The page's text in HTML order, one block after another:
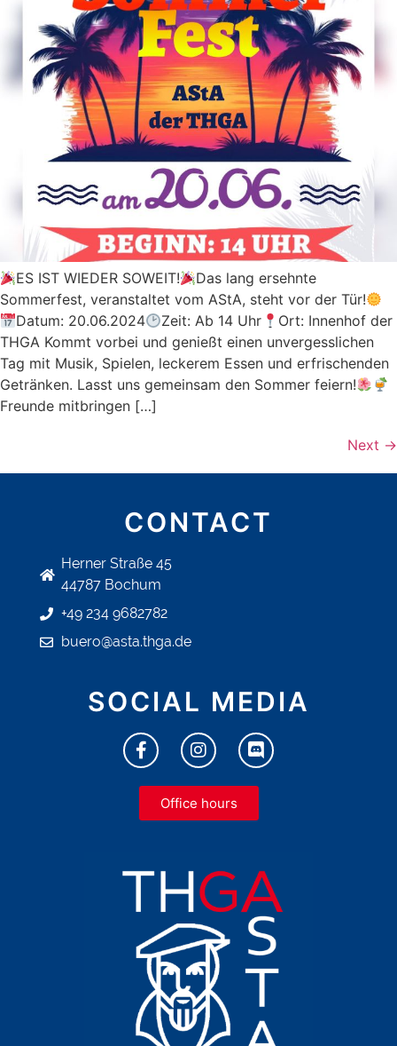
ES IST WIEDER SOWEIT!
Das lang ersehnte
Sommerfest, veranstaltet vom AStA, steht vor der Tür!
Datum: 20.06.2024
Zeit: Ab 14 Uhr
Ort: Innenhof der
THGA Kommt vorbei und genießt einen unvergesslichen
Tag mit Musik, Spielen, leckerem Essen und erfrischenden
Getränken. Lasst uns gemeinsam den Sommer feiern!
Freunde mitbringen […]
Next →
CONTACT
Herner Straße 45
44787 Bochum
+49 234 9682782
buero@asta.thga.de
SOCIAL MEDIA
Office hours